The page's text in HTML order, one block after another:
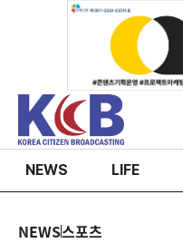
NEWS LIFE
NEWS스포츠